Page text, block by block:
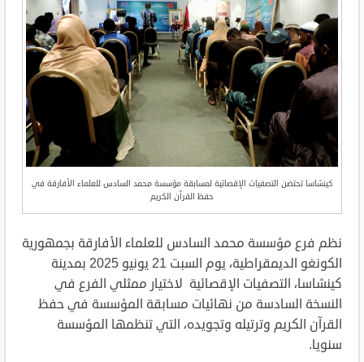
كينشاسا تحتضن التصفيات الإقصائية لمسابقة مؤسسة محمد السادس للعلماء الأفارقة في
حفظ القرآن الكريم
نظم فرع مؤسسة محمد السادس للعلماء الأفارقة بجمهورية
الكونغو الديمقراطية، يوم السبت 21 يونيو 2025 بمدينة
كينشاسا، التصفيات الإقصائية لاختيار ممثلي الفرع في
النسخة السادسة من نهائيات مسابقة المؤسسة في حفظ
القرآن الكريم وترتيله وتجويده، التي تنظمها المؤسسة
سنويا.